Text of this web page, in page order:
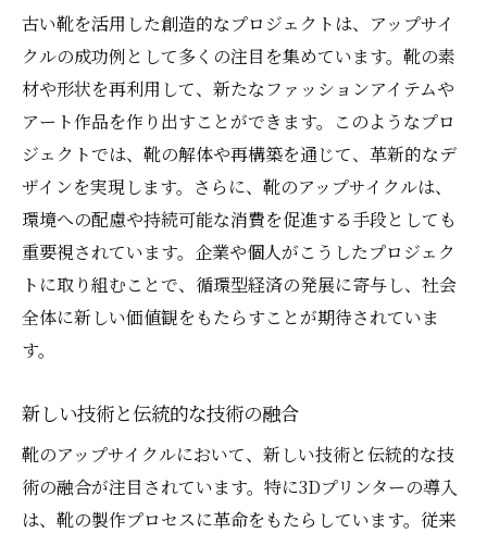
古い靴を活用した創造的なプロジェクトは、アップサイ
クルの成功例として多くの注目を集めています。靴の素
材や形状を再利用して、新たなファッションアイテムや
アート作品を作り出すことができます。このようなプロ
ジェクトでは、靴の解体や再構築を通じて、革新的なデ
ザインを実現します。さらに、靴のアップサイクルは、
環境への配慮や持続可能な消費を促進する手段としても
重要視されています。企業や個人がこうしたプロジェク
トに取り組むことで、循環型経済の発展に寄与し、社会
全体に新しい価値観をもたらすことが期待されていま
す。
新しい技術と伝統的な技術の融合
靴のアップサイクルにおいて、新しい技術と伝統的な技
術の融合が注目されています。特に3Dプリンターの導入
は、靴の製作プロセスに革命をもたらしています。従来